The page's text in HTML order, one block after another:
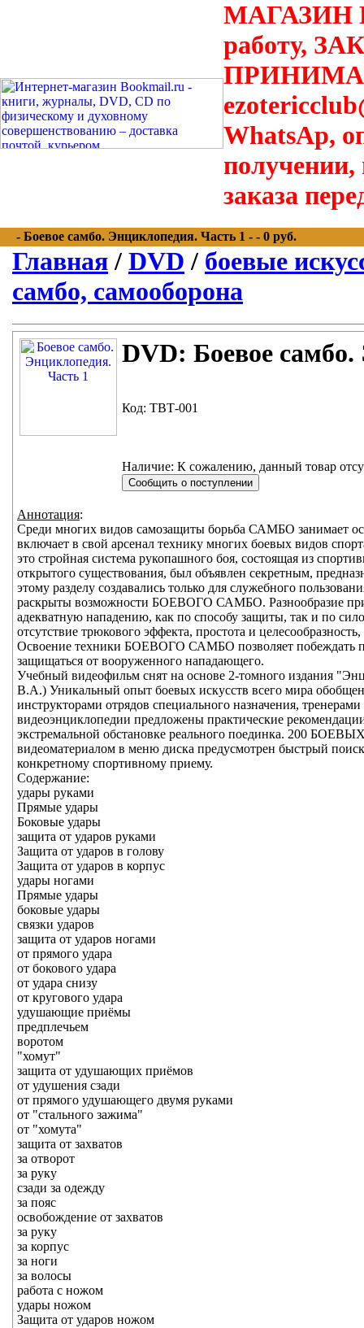
МАГАЗИН
работу,
WhatsAp,
получении,
заказа
- Боевое самбо. Энциклопедия. Часть 1 - - 0 руб.
Главная / DVD / боевые
самбо, самооборона
DVD: Боевое
Код: ТВТ-001
Наличие: К сожалению, данный товар
Аннотация:
Среди многих видов самозащиты борьба САМБО занимает
включает в свой арсенал технику многих боевых видов
это стройная система рукопашного боя, состоящая из
открытого существования, был объявлен секретным,
этому разделу создавались только для служебного
раскрыты возможности БОЕВОГО САМБО. Разнообразие
адекватную нападению, как по способу защиты, так и по
отсутствие трюкового эффекта, простота и
Освоение техники БОЕВОГО САМБО позволяет побеждать
защищаться от вооруженного нападающего.
Учебный видеофильм снят на основе 2-томного издания
В.А.) Уникальный опыт боевых искусств всего мира
инструкторами отрядов специального назначения,
видеоэнциклопедии предложены практические
экстремальной обстановке реального поединка. 200
видеоматериалом в меню диска предусмотрен быстрый
конкретному спортивному приему.
Содержание:
удары руками
Прямые удары
Боковые удары
защита от ударов руками
Защита от ударов в голову
Защита от ударов в корпус
удары ногами
Прямые удары
боковые удары
связки ударов
защита от ударов ногами
от прямого удара
от бокового удара
от удара снизу
от кругового удара
удушающие приёмы
предплечьем
воротом
"хомут"
защита от удушающих приёмов
от удушения сзади
от прямого удушающего двумя руками
от "стального зажима"
от "хомута"
защита от захватов
за отворот
за руку
сзади за одежду
за пояс
освобождение от захватов
за руку
за корпус
за ноги
за волосы
работа с ножом
удары ножом
Защита от ударов ножом